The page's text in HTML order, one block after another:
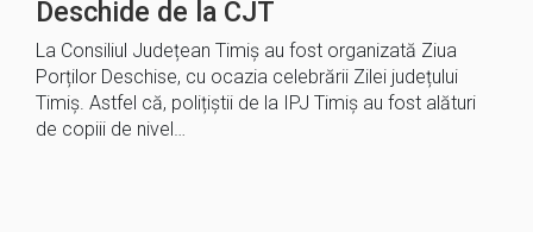
Deschide de la CJT
La Consiliul Județean Timiș au fost organizată Ziua
Porților Deschise, cu ocazia celebrării Zilei județului
Timiș. Astfel că, polițiștii de la IPJ Timiș au fost alături
de copiii de nivel…